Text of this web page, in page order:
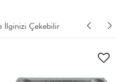
İlginizi Çekebilir